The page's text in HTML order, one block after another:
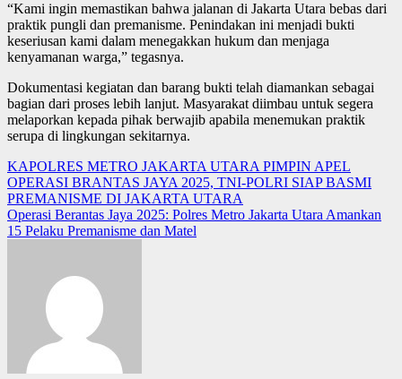
“Kami ingin memastikan bahwa jalanan di Jakarta Utara bebas dari
praktik pungli dan premanisme. Penindakan ini menjadi bukti
keseriusan kami dalam menegakkan hukum dan menjaga
kenyamanan warga,” tegasnya.
Dokumentasi kegiatan dan barang bukti telah diamankan sebagai
bagian dari proses lebih lanjut. Masyarakat diimbau untuk segera
melaporkan kepada pihak berwajib apabila menemukan praktik
serupa di lingkungan sekitarnya.
Post
navigation
KAPOLRES METRO JAKARTA UTARA PIMPIN APEL
OPERASI BRANTAS JAYA 2025, TNI-POLRI SIAP BASMI
PREMANISME DI JAKARTA UTARA
Operasi Berantas Jaya 2025: Polres Metro Jakarta Utara Amankan
15 Pelaku Premanisme dan Matel